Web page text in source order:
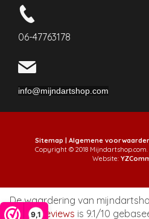
9,1
06-47763178
info@mijndartshop.com
Sitemap | Algemene
Copyright © 2018
Website:
De waardering van
Reviews is 9.1/10